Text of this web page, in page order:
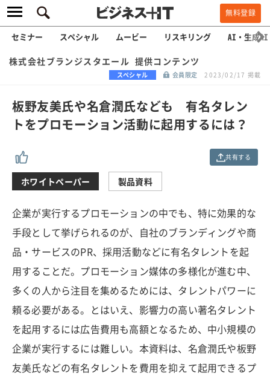
無料登録
セミナー スペシャル ムービー リスキリング AI・生成AI
株式会社ブランジスタエール 提供コンテンツ
スペシャル 会員限定 2023/02/17 掲載
板野友美氏や名倉潤氏なども 有名タレン
トをプロモーション活動に起用するには？
共有する
ホワイトペーパー 製品資料
企業が実行するプロモーションの中でも、特に効果的な
手段として挙げられるのが、自社のブランディングや商
品・サービスのPR、採用活動などに有名タレントを起
用することだ。プロモーション媒体の多様化が進む中、
多くの人から注目を集めるためには、タレントパワーに
頼る必要がある。とはいえ、影響力の高い著名タレント
を起用するには広告費用も高額となるため、中小規模の
企業が実行するには難しい。本資料は、名倉潤氏や板野
友美氏などの有名タレントを費用を抑えて起用できるプ